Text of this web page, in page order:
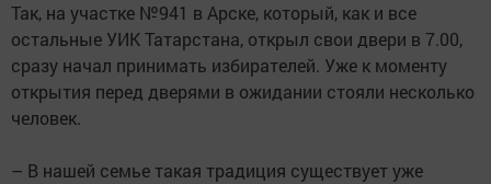
Так, на участке №941 в Арске, который, как и все
остальные УИК Татарстана, открыл свои двери в 7.00,
сразу начал принимать избирателей. Уже к моменту
открытия перед дверями в ожидании стояли несколько
человек.
– В нашей семье такая традиция существует уже